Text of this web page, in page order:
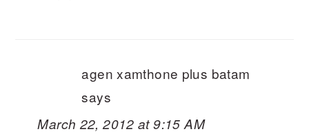
agen xamthone plus batam
says
March 22, 2012 at 9:15 AM